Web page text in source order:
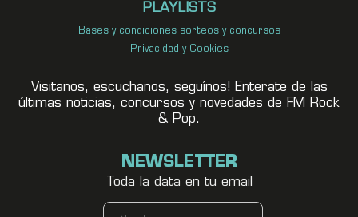
PLAYLISTS
Bases y condiciones sorteos y concursos
Privacidad y Cookies
Visitanos, escuchanos, seguínos! Enterate de las
últimas noticias, concursos y novedades de FM Rock
& Pop.
NEWSLETTER
Toda la data en tu email